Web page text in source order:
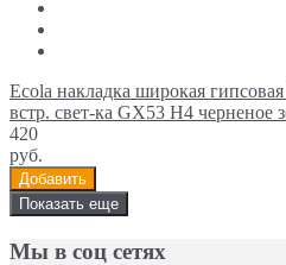
Ecola накладка широкая
встр. свет-ка GX53 H4 черненое
420
руб.
Добавить
Показать еще
Мы в соц сетях